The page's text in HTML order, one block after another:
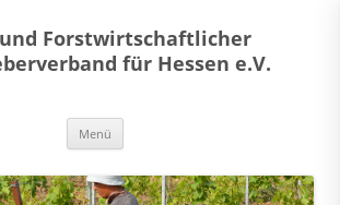
Forstwirtschaftlicher
für Hessen e.V.
Menü